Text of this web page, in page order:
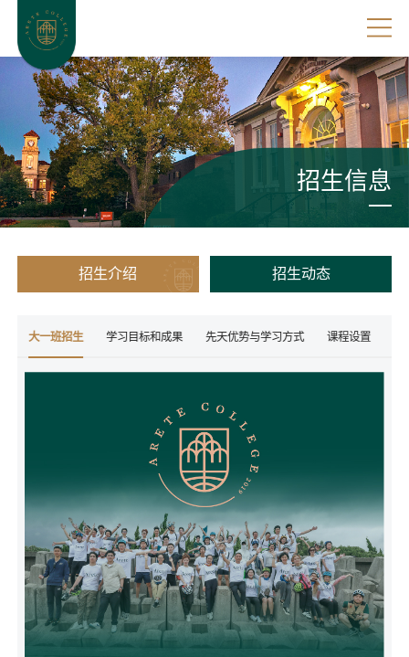
招生信息
招生介绍 招生动态
大一班招生 学习目标和成果 先天优势与学习方式 课程设置